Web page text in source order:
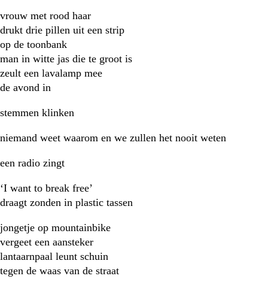
vrouw met rood haar
drukt drie pillen uit een strip
op de toonbank
man in witte jas die te groot is
zeult een lavalamp mee
de avond in
stemmen klinken
niemand weet waarom en we zullen het nooit weten
een radio zingt
‘I want to break free’
draagt zonden in plastic tassen
jongetje op mountainbike
vergeet een aansteker
lantaarnpaal leunt schuin
tegen de waas van de straat